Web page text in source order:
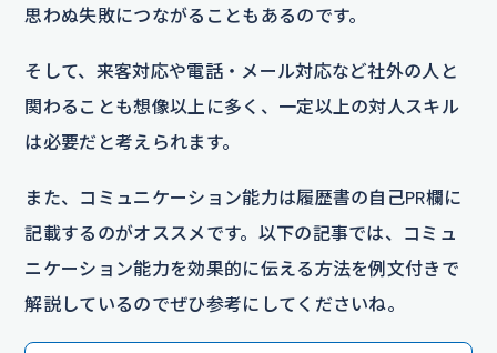
思わぬ失敗につながることもあるのです。
そして、来客対応や電話・メール対応など社外の人と
関わることも想像以上に多く、一定以上の対人スキル
は必要だと考えられます。
また、コミュニケーション能力は履歴書の自己PR欄に
記載するのがオススメです。以下の記事では、コミュ
ニケーション能力を効果的に伝える方法を例文付きで
解説しているのでぜひ参考にしてくださいね。